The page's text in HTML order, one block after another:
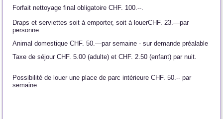
Forfait nettoyage final obligatoire CHF. 100.--.
Draps et serviettes soit à emporter, soit à louerCHF. 23.—par
personne.
Animal domestique CHF. 50.—par semaine - sur demande préalable
Taxe de séjour CHF. 5.00 (adulte) et CHF. 2.50 (enfant) par nuit.
Possibilité de louer une place de parc intérieure CHF. 50.-- par
semaine